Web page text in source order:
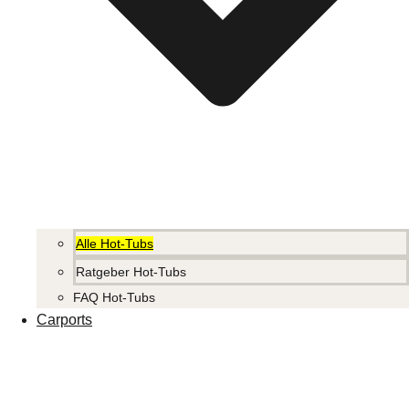
Alle Hot-Tubs
Ratgeber Hot-Tubs
FAQ Hot-Tubs
Carports